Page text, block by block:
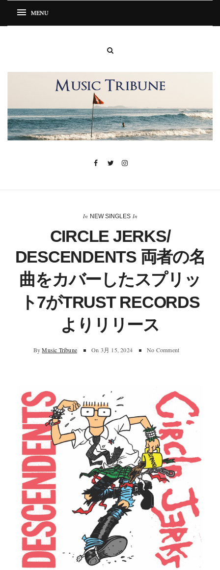
In NEW SINGLES In
CIRCLE JERKS/
DESCENDENTS 両者の名
曲をカバーしたスプリッ
ト7がTRUST RECORDS
よりリリース
By Music Tribune On 3月 15, 2024 No Comment